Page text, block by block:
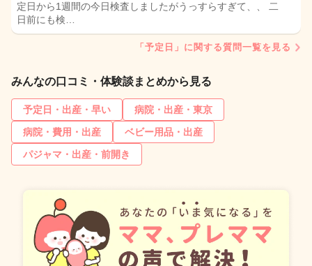
定日から1週間の今日検査しましたがうっすらすぎて、、 二
日前にも検…
「予定日」に関する質問一覧を見る
みんなの口コミ・体験談まとめから見る
予定日・出産・早い
病院・出産・東京
病院・費用・出産
ベビー用品・出産
パジャマ・出産・前開き